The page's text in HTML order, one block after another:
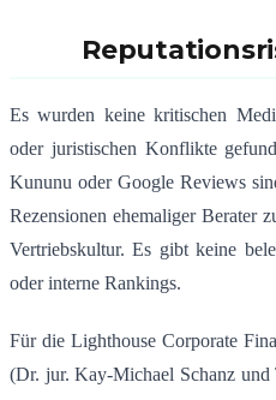
Es wurden keine kritischen
oder juristischen Konflikte
Kununu oder Google Reviews
Rezensionen ehemaliger Berater
Vertriebskultur. Es gibt keine
oder interne Rankings.
Für die Lighthouse Corporate
(Dr. jur. Kay-Michael Schanz